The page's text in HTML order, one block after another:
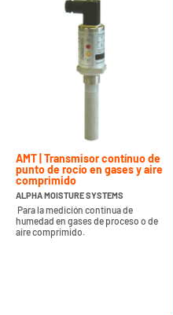
AMT | Transmisor contínuo de
punto de rocío en gases y aire
comprimido
ALPHA MOISTURE SYSTEMS
Para la medición continua de
humedad en gases de proceso o de
aire comprimido.